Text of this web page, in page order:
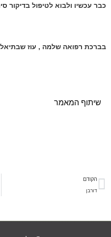
כבר עכשיו ולבוא לטיפול בדיקור
בברכת רפואה שלמה , עוז
שיתוף המאמר
הקודם
דורבן